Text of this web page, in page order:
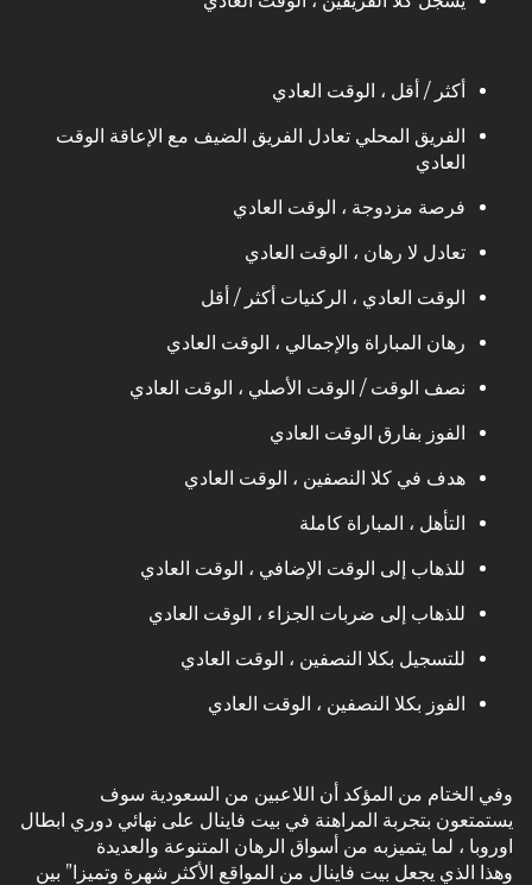
أكثر / أقل ، الوقت العادي
الفريق المحلي تعادل الفريق الضيف مع الإعاقة الوقت
العادي
فرصة مزدوجة ، الوقت العادي
تعادل لا رهان ، الوقت العادي
الوقت العادي ، الركنيات أكثر / أقل
رهان المباراة والإجمالي ، الوقت العادي
نصف الوقت / الوقت الأصلي ، الوقت العادي
الفوز بفارق الوقت العادي
هدف في كلا النصفين ، الوقت العادي
التأهل ، المباراة كاملة
للذهاب إلى الوقت الإضافي ، الوقت العادي
للذهاب إلى ضربات الجزاء ، الوقت العادي
للتسجيل بكلا النصفين ، الوقت العادي
الفوز بكلا النصفين ، الوقت العادي
وفي الختام من المؤكد أن اللاعبين من السعودية سوف
يستمتعون بتجربة المراهنة في بيت فاينال على نهائي دوري ابطال
اوروبا ، لما يتميزبه من أسواق الرهان المتنوعة والعديدة
وهذا الذي يجعل بيت فاينال من المواقع الأكثر شهرة وتميزا” بين